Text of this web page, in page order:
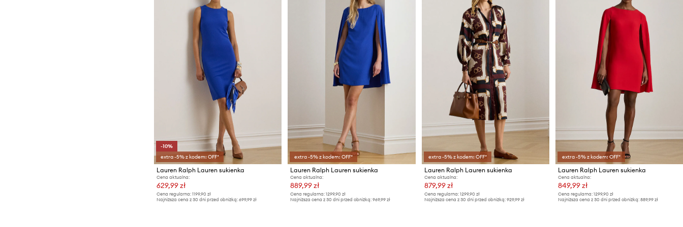
-10%
extra -5% z kodem: OFF*
Lauren Ralph Lauren sukienka
Cena aktualna:
629,99 zł
Cena regularna: 1199,90 zł
Najniższa cena z 30 dni przed obniżką: 699,99 zł
extra -5% z kodem: OFF*
Lauren Ralph Lauren sukienka
Cena aktualna:
889,99 zł
Cena regularna: 1299,90 zł
Najniższa cena z 30 dni przed obniżką: 969,99 zł
extra -5% z kodem: OFF*
Lauren Ralph Lauren sukienka
Cena aktualna:
879,99 zł
Cena regularna: 1299,90 zł
Najniższa cena z 30 dni przed obniżką: 929,99 zł
extra -5% z kodem: OFF*
Lauren Ralph Lauren sukienka
Cena aktualna:
849,99 zł
Cena regularna: 1299,90 zł
Najniższa cena z 30 dni przed obniżką: 889,99 zł